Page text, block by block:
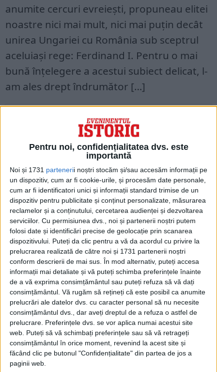
Pentru noi, confidențialitatea dvs. este
importantă
Noi și 1731 partenerii noștri stocăm și/sau accesăm informații pe
un dispozitiv, cum ar fi cookie-urile, și procesăm date personale,
cum ar fi identificatori unici și informații standard trimise de un
dispozitiv pentru publicitate și conținut personalizate, măsurarea
reclamelor și a conținutului, cercetarea audienței și dezvoltarea
serviciilor. Cu permisiunea dvs., noi și partenerii noștri putem
folosi date și identificări precise de geolocație prin scanarea
dispozitivului. Puteți da clic pentru a vă da acordul cu privire la
prelucrarea realizată de către noi și 1731 partenerii noștri
conform descrierii de mai sus. În mod alternativ, puteți accesa
informații mai detaliate și vă puteți schimba preferințele înainte
de a vă exprima consimțământul sau puteți refuza să vă dați
consimțământul. Vă rugăm să rețineți că este posibil ca anumite
prelucrări ale datelor dvs. cu caracter personal să nu necesite
consimțământul dvs., dar aveți dreptul de a refuza o astfel de
prelucrare. Preferințele dvs. se vor aplica numai acestui site
web. Puteți să vă schimbați preferințele sau să vă retrageți
consimțământul în orice moment, revenind la acest site și
făcând clic pe butonul "Confidențialitate" din partea de jos a
paginii web.
anumite cercuri evreiești, propuneau elitei
noastre nici mai mult, nici mai puțin decât
unirea Ungariei cu România sub sceptrul
aceluiași rege: Ferdinand I. Pentru o mai
bună înțelegere a acestui subiect delicat, l-
am ales drept îndrumător […]
Acces restricționat. Dacă doriți să citiți
acest articol, mergeți pe
edituradecarte.roși achiziționați ediția
Decembrie 2023
Din ultima ediție ...
Regina României
Carol al II-lea și acțiunile sale care au ruinat
România Mare
Afaceri oneroase care au marcat România
modernă: Strousberg și Hallier
ETICHETE: FERDINAND I,UNGARIA
PUBLICAT IN CATEGORIILE:
DECEMBRIE 2023
DISTRIBUIE ȘTIREA: FACEBOOK| TWITTER
DACĂ VA PLAC MATERIALELE PUBLICATE, VA INVITĂM SĂ NE URMĂRIȚI
ȘI PE
PAGINA NOASTRĂ DE FACEBOOK
RECOMANDARI PENTRU TINE